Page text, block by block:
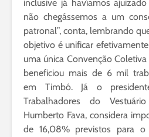
inclusive já havíamos
não chegássemos a um
patronal”, conta, lembrando
objetivo é unificar
uma única Convenção
beneficiou mais de 6 mil
em Timbó. Já o
Trabalhadores do
Humberto Fava, considera
de 16,08% previstos para